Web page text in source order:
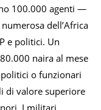
100.000 agenti —
dell’Africa
e politici. Un
naira al mese
o funzionari
di valore superiore
I militari